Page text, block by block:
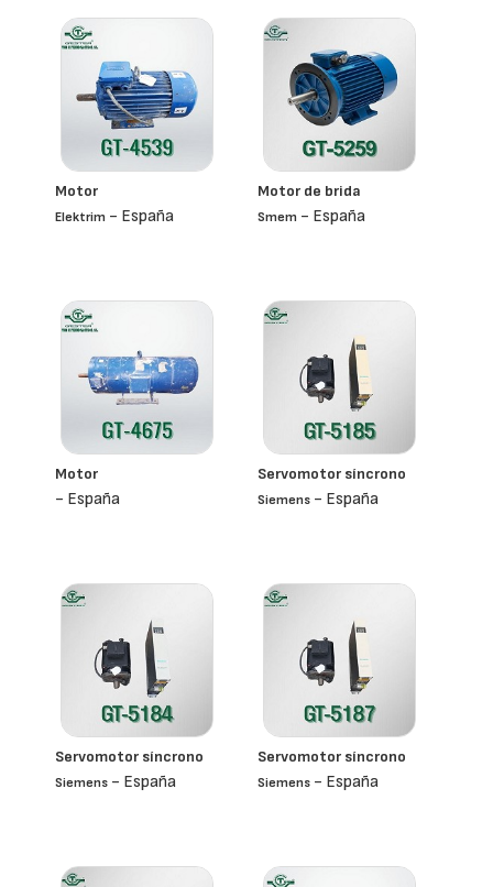
Motor
Elektrim - España
Motor de brida
Smem - España
Motor
- España
Servomotor síncrono
Siemens - España
Servomotor síncrono
Siemens - España
Servomotor síncrono
Siemens - España